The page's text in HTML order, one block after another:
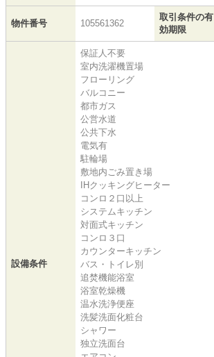
物件番号 105561362
取引条件の有
効期限
設備条件
保証人不要
室内洗濯機置場
フローリング
バルコニー
都市ガス
公営水道
公共下水
電気有
駐輪場
敷地内ごみ置き場
IHクッキングヒーター
コンロ２口以上
システムキッチン
対面式キッチン
コンロ３口
カウンターキッチン
バス・トイレ別
追焚機能浴室
浴室乾燥機
温水洗浄便座
洗髪洗面化粧台
シャワー
独立洗面台